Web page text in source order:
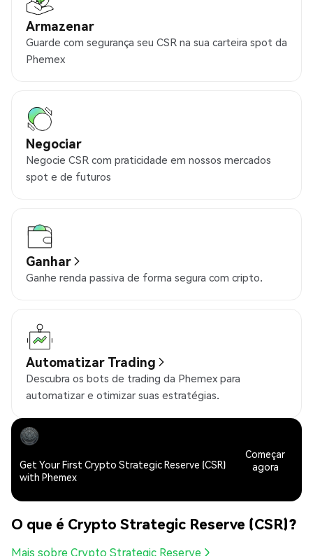
Armazenar
Guarde com segurança seu CSR na sua carteira spot da
Phemex
Negociar
Negocie CSR com praticidade em nossos mercados
spot e de futuros
Ganhar
Ganhe renda passiva de forma segura com cripto.
Automatizar Trading
Descubra os bots de trading da Phemex para
automatizar e otimizar suas estratégias.
Get Your First Crypto Strategic Reserve (CSR)
with Phemex
Começar
agora
O que é Crypto Strategic Reserve (CSR)?
Mais sobre Crypto Strategic Reserve